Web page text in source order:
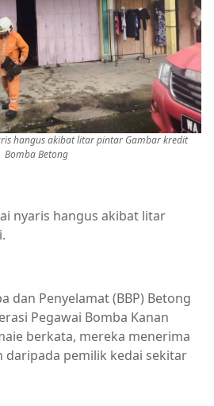
hangus akibat litar pintar Gambar kredit
Bomba Betong
nyaris hangus akibat litar
dan Penyelamat (BBP) Betong
Pegawai Bomba Kanan
berkata, mereka menerima
daripada pemilik kedai sekitar